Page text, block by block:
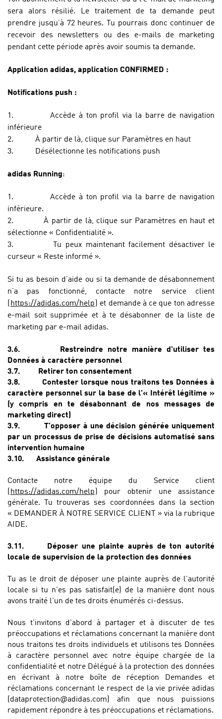
sera alors résilié. Le traitement de ta demande peut
prendre jusqu’à 72 heures. Tu pourrais donc continuer de
recevoir des newsletters ou des e-mails de marketing
pendant cette période après avoir soumis ta demande.
Application adidas, application CONFIRMED :
Notifications push :
1.
Accède à ton profil via la barre de navigation
inférieure
2.
À partir de là, clique sur Paramètres en haut
3.
Désélectionne les notifications push
adidas Running:
1.
Accède à ton profil via la barre de navigation
inférieure.
2.
À partir de là, clique sur Paramètres en haut et
sélectionne « Confidentialité ».
3.
Tu peux maintenant facilement désactiver le
curseur « Reste informé ».
Si tu as besoin d’aide ou si ta demande de désabonnement
n’a pas fonctionné, contacte notre service client
https://adidas.com/help
et demande à ce que ton adresse
e-mail soit supprimée et à te désabonner de la liste de
marketing par e-mail adidas.
3.6.
Restreindre notre manière d'utiliser tes
Données à caractère personnel
3.7.
Retirer ton consentement
3.8.
Contester lorsque nous traitons tes Données à
caractère personnel sur la base de l'« Intérêt légitime »
(y compris en te désabonnant de nos messages de
marketing direct)
3.9.
T'opposer à une décision générée uniquement
par un processus de prise de décisions automatisé sans
intervention humaine
3.10.
Assistance générale
Contacte notre équipe du Service client
https://adidas.com/help
) pour obtenir une assistance
générale. Tu trouveras ses coordonnées dans la section
« DEMANDER À NOTRE SERVICE CLIENT » via la rubrique
AIDE.
3.11.
Déposer une plainte auprès de ton autorité
locale de supervision de la protection des données
Tu as le droit de déposer une plainte auprès de l'autorité
locale si tu n'es pas satisfait(e) de la manière dont nous
avons traité l'un de tes droits énumérés ci-dessus.
Nous t'invitons d'abord à partager et à discuter de tes
préoccupations et réclamations concernant la manière dont
nous traitons tes droits individuels et utilisons tes Données
à caractère personnel avec notre équipe chargée de la
confidentialité et notre Délégué à la protection des données
en écrivant à notre boîte de réception Demandes et
réclamations concernant le respect de la vie privée adidas
(dataprotection@adidas.com) afin que nous puissions
rapidement répondre à tes préoccupations et réclamations.